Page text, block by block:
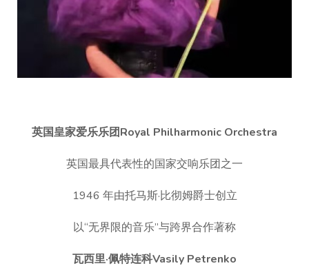
英国皇家爱乐乐团Royal Philharmonic Orchestra
英国最具代表性的国家交响乐团之一
1946 年由托马斯·比彻姆爵士创立
以“无界限的音乐”与跨界合作著称
瓦西里·佩特连科Vasily Petrenko